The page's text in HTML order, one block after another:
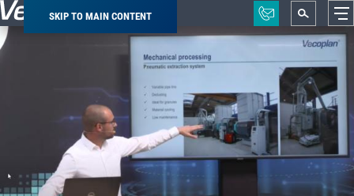
SKIP TO MAIN CONTENT
Breadcrumb